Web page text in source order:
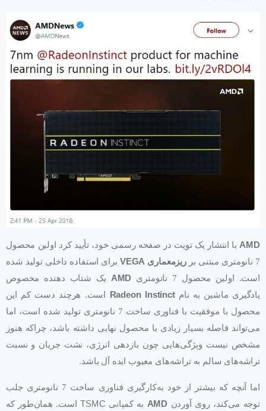
AMD با انتشار یک تویت در صفحه رسمی خود، تأیید کرد اولین محصول
7 نانومتری مبتنی بر
ریزمعماری VEGA برای استفاده داخلی تولید شده
است. اولین محصول 7 نانومتری
AMD یک شتاب دهنده مخصوص
یادگیری ماشین به نامRadeon Instinct
است. هرچند دست کم این
محصول با موفقیت با فناوری ساخت 7 نانومتری تولید شده است، اما
می‌تواند فاصله بسیار زیادی با محصول نهایی داشته باشد، چراکه هنوز
مشخص نیست ویژگی‌هایی چون بازدهی انرژی، نشت جریان و نسبت
تراشه‌های سالم به تراشه‌های معیوب ایده آل باشد.
اما آنچه که بیشتر از خود به‌کارگیری فناوری ساخت 7 نانومتری جلب
توجه می‌کند، روی آوردن AMD به کمپانی TSMCاست. همان‌طور که